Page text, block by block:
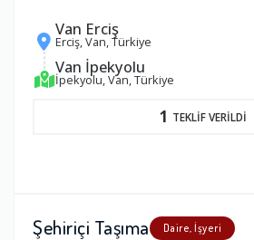
Van Erciş
Erciş, Van, Türkiye
Van İpekyolu
İpekyolu, Van, Türkiye
1 TEKLİF VERİLDİ
Şehiriçi Taşıma Daire, İşyeri